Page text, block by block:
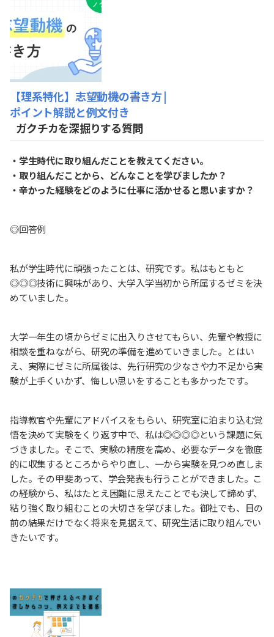
【理系特化】志望動機の書き方￨
ポイント解説と例文付き
ガクチカを深掘りする質問
・学生時代に取り組んだことを教えてください。
・取り組んだことから、どんなことを学びましたか？
・辛かった経験をどのように仕事に活かせると思いますか？
◎回答例
私が学生時代に頑張ったことは、研究です。私はもともと
◎◎◎技術に興味があり、大学入学当初から所属するゼミを決
めていました。
大学一年生の頃からゼミに出入りさせてもらい、先輩や教授に
相談を重ねながら、研究の準備を進めていきました。とはい
え、実際にゼミに所属後は、先行研究の少なさや力不足から実
験が上手くいかず、悔しい思いをすることも多かったです。
指導教官や先輩にアドバイスをもらい、研究室に泊まり込む覚
悟を決めて実験をくり返す中で、私は◎◎◎◎という課題に気
づきました。そこで、実験の精度を高め、必要なデータを徹底
的に収集するところからやり直し、一から実験を見つめ直しま
した。その甲斐あって、学会発表も行うことができました。こ
の経験から、私はたとえ困難に思えたことでも決して諦めず、
粘り強く取り組むことの大切さを学びました。御社でも、目の
前の結果だけでなく将来を見据えて、研究生活に取り組んでい
きたいです。